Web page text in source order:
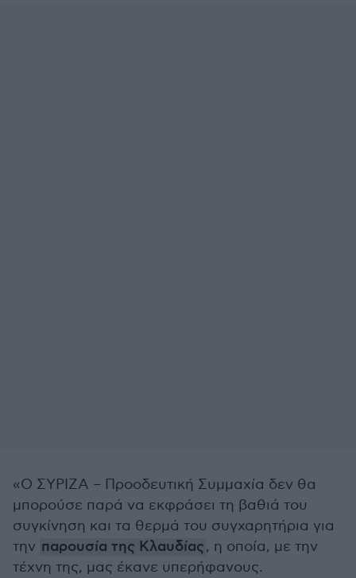
«Ο ΣΥΡΙΖΑ – Προοδευτική Συμμαχία δεν θα
μπορούσε παρά να εκφράσει τη βαθιά του
συγκίνηση και τα θερμά του συγχαρητήρια για
την παρουσία της Κλαυδίας, η οποία, με την
τέχνη της, μας έκανε υπερήφανους.